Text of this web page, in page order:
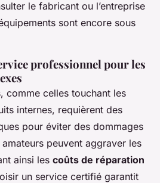
le fabricant ou l’entreprise
sont encore sous
professionnel pour les
comme celles touchant les
internes, requièrent des
pour éviter des dommages
peuvent aggraver les
ainsi les coûts de réparation
un service certifié garantit